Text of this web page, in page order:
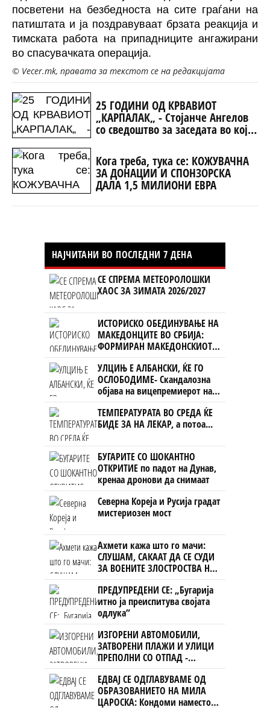
посветени на безбедноста на сите граѓани на
патиштата и ја поздравуваат брзата реакција и
тимската работа на припадниците ангажирани
во спасувачката операција.
© Vecer.mk, правата за текстот се на редакцијата
25 ГОДИНИ ОД КРВАВИОТ
„КАРПАЛАК„ - Стојанче Ангелов
со сведоштво за заседата во која
Македонија изгуби 10 херои
Кога треба, тука се: КОЖУВАЧНА
ЗА ДОНАЦИИ И СПОНЗОРСКА
ДАЛА 1,5 МИЛИОНИ ЕВРА
НАЈЧИТАНИ ВО ПОСЛЕДНИ 7 ДЕНА
СЕ СПРЕМА МЕТЕОРОЛОШКИ
ХАОС ЗА ЗИМАТА 2026/2027
ИСТОРИСКО ОБЕДИНУВАЊЕ НА
МАКЕДОНЦИТЕ ВО СРБИЈА:
ФОРМИРАН МАКЕДОНСКИОТ
НАЦИОНАЛЕН СОЈУЗ
УЛЦИЊ Е АЛБАНСКИ, ЌЕ ГО
ОСЛОБОДИМЕ- Скандалозна
објава на вицепремиерот на
Црна Гора
ТЕМПЕРАТУРАТА ВО СРЕДА ЌЕ
БИДЕ ЗА НА ЛЕКАР, а потоа...
БУГАРИТЕ СО ШОКАНТНО
ОТКРИТИЕ по падот на Дунав,
кренаа дронови да снимаат
Северна Кореја и Русија градат
мистериозен мост
Ахмети кажа што го мачи:
СЛУШАМ, САКААТ ДА СЕ СУДИ
ЗА ВОЕНИТЕ ЗЛОСТРОСТВА НА
УЧК...
ПРЕДУПРЕДЕНИ СЕ: „Бугарија
итно ја преиспитува својата
одлука“
ИЗГОРЕНИ АВТОМОБИЛИ,
ЗАТВОРЕНИ ПЛАЖИ И УЛИЦИ
ПРЕПОЛНИ СО ОТПАД -
Фнидек во хаос по
мигрантскиот бран кон Сеута
ЕДВАЈ СЕ ОДГЛАВУВАМЕ ОД
ОБРАЗОВАНИЕТО НА МИЛА
ЦАРОСКА: Кондоми наместо